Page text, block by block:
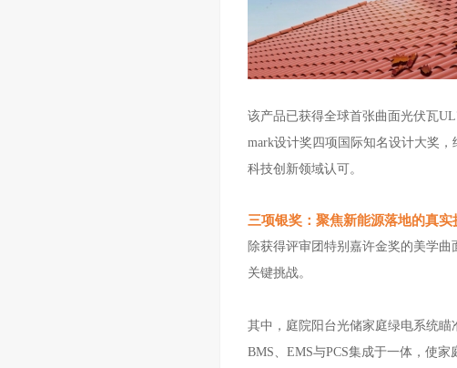
该产品已获得全球首张曲面光伏瓦
mark设计奖四项国际知名设计大奖，
科技创新领域认可。
三项银奖：聚焦新能源落地的真实
除获得评审团特别嘉许金奖的美学
关键挑战。
其中，庭院阳台光储家庭绿电系统
BMS、EMS与PCS集成于一体，使